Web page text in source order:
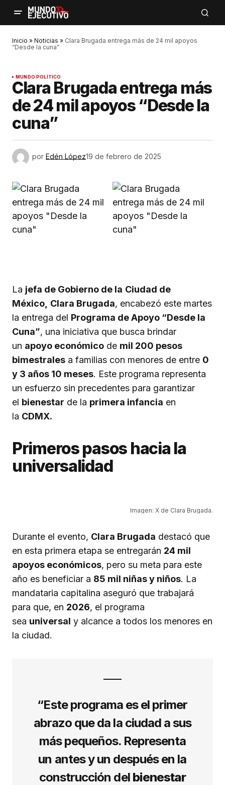
Inicio » Noticias » Clara Brugada entrega más de 24 mil apoyos
“Desde la cuna”
MUNDO POLÍTICO
Clara Brugada entrega más
de 24 mil apoyos “Desde la
cuna”
por Edén López19 de febrero de 2025
La jefa de Gobierno de la Ciudad de
México, Clara Brugada, encabezó este martes
la entrega del Programa de Apoyo “Desde la
Cuna”, una iniciativa que busca brindar
un apoyo económico de mil 200 pesos
bimestrales a familias con menores de entre 0
y 3 años 10 meses. Este programa representa
un esfuerzo sin precedentes para garantizar
el bienestar de la primera infancia en
la CDMX.
Primeros pasos hacia la
universalidad
Imagen: X de Clara Brugada.
Durante el evento, Clara Brugada destacó que
en esta primera etapa se entregarán 24 mil
apoyos económicos, pero su meta para este
año es beneficiar a 85 mil niñas y niños. La
mandataria capitalina aseguró que trabajará
para que, en 2026, el programa
sea universal y alcance a todos los menores en
la ciudad.
“Este programa es el primer
abrazo que da la ciudad a sus
más pequeños. Representa
un antes y un después en la
construcción del bienestar